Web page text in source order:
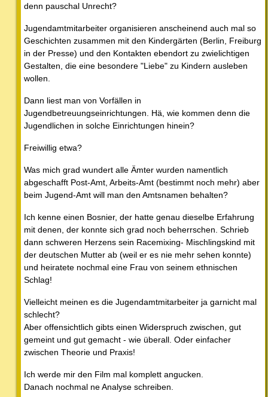
denn pauschal Unrecht?
Jugendamtmitarbeiter organisieren anscheinend auch mal so
Geschichten zusammen mit den Kindergärten (Berlin, Freiburg
in der Presse) und den Kontakten ebendort zu zwielichtigen
Gestalten, die eine besondere "Liebe" zu Kindern ausleben
wollen.
Dann liest man von Vorfällen in
Jugendbetreuungseinrichtungen. Hä, wie kommen denn die
Jugendlichen in solche Einrichtungen hinein?
Freiwillig etwa?
Was mich grad wundert alle Ämter wurden namentlich
abgeschafft Post-Amt, Arbeits-Amt (bestimmt noch mehr) aber
beim Jugend-Amt will man den Amtsnamen behalten?
Ich kenne einen Bosnier, der hatte genau dieselbe Erfahrung
mit denen, der konnte sich grad noch beherrschen. Schrieb
dann schweren Herzens sein Racemixing- Mischlingskind mit
der deutschen Mutter ab (weil er es nie mehr sehen konnte)
und heiratete nochmal eine Frau von seinem ethnischen
Schlag!
Vielleicht meinen es die Jugendamtmitarbeiter ja garnicht mal
schlecht?
Aber offensichtlich gibts einen Widerspruch zwischen, gut
gemeint und gut gemacht - wie überall. Oder einfacher
zwischen Theorie und Praxis!
Ich werde mir den Film mal komplett angucken.
Danach nochmal ne Analyse schreiben.